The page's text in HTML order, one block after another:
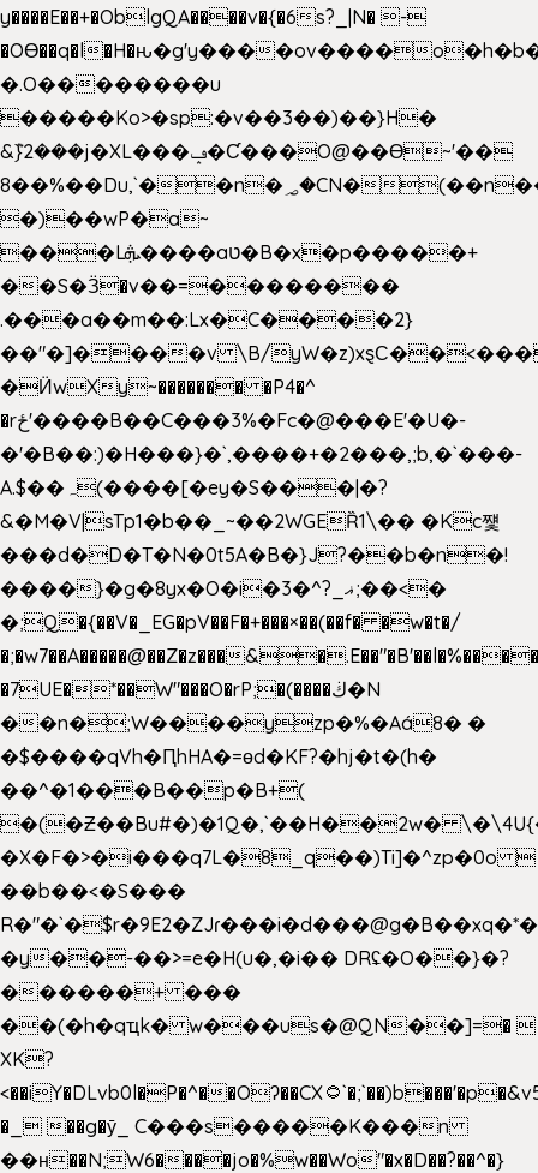
y����E��+�OblgQA����v�{�6s?_|N� -
�OƟ��q�l�H�ԋ�g'y����ov����
�.O��������u
�����Ko>�sp:�v��3��)��}H�
&݉}2���j�XL���ݡ�Ƈ���O@��Ɵ~'��
8��%��Du,`��n�؃�CN�(��n��ւ���B�9��
�)��wP�a~
���Lܞ����aט�B�x�p�����+
��S�Ӟ�v��=��������
.���a��m��:Lx�C����2}
��"�]����v \B/
�ӤwXy~������� �P4�^
�rځ'����B��C���3%�Fc�@���E'�U�-
�'�B��:)�H���}�`,����+�2���,;b,�`���-
A.$��ہ(����[�ey�S���|�?
&�M�V|sTp1�b��_~��2WGEȐ1\�� �Kc쩇
���d�D�T�N�0t5A�B�}J?��b�n�!
����}�g�8yx�O�i�3�^?_ޣ;��<�
�;Q�{��V�_EG�pV��F�+���×��(��f� �w�t�/
�;�w7��A�����@��Z�z���
�7UE�*��W"���O�rP;�(����ڬ�N
��n�;W����yzp�%�Aá8� �
�$����qVh�ԤhHA�=ɵd�KF?�hj�t�(h�
��^�1���B��p�B+(
�(�Ƶ��Bu#�)�1Q�,`��H��2w�
�X�F�>�i���q7L�8_q��)Ti]�^zp�0o 
��b��<�S���
�y��-��>=e�H(u�,�i�� DRʢ�O��}�?
������+ ���
��(�h�qҵk� w���us�@QN��]=� 
XK?
<��iY�DLvb0l�P�^��Oʔ��CX۝`�;`��)b���'�p�&v5(�
�_ ��g�ӯ_ C���s�����K���n
��н��N;W6����jo�%w��Wo"�x�D��?��^�}